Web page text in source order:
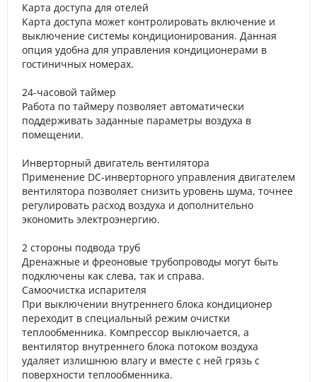
Карта доступа для отелей
Карта доступа может контролировать включение и
выключение системы кондиционирования. Данная
опция удобна для управления кондиционерами в
гостиничных номерах.
24-часовой таймер
Работа по таймеру позволяет автоматически
поддерживать заданные параметры воздуха в
помещении.
Инверторный двигатель вентилятора
Применение DC-инверторного управления двигателем
вентилятора позволяет снизить уровень шума, точнее
регулировать расход воздуха и дополнительно
экономить электроэнергию.
2 стороны подвода труб
Дренажные и фреоновые трубопроводы могут быть
подключены как слева, так и справа.
Самоочистка испарителя
При выключении внутреннего блока кондиционер
переходит в специальный режим очистки
теплообменника. Компрессор выключается, а
вентилятор внутреннего блока потоком воздуха
удаляет излишнюю влагу и вместе с ней грязь с
поверхности теплообменника.